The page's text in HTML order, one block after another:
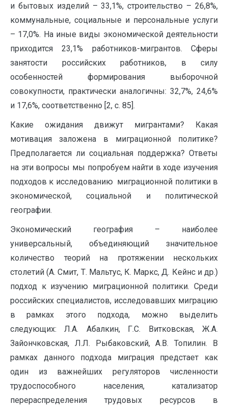
и бытовых изделий – 33,1%, строительство – 26,8%,
коммунальные, социальные и персональные услуги
– 17,0%. На иные виды экономической деятельности
приходится 23,1% работников-мигрантов. Сферы
занятости российских работников, в силу
особенностей формирования выборочной
совокупности, практически аналогичны: 32,7%, 24,6%
и 17,6%, соответственно [2, с. 85].
Какие ожидания движут мигрантами? Какая
мотивация заложена в миграционной политике?
Предполагается ли социальная поддержка? Ответы
на эти вопросы мы попробуем найти в ходе изучения
подходов к исследованию миграционной политики в
экономической, социальной и политической
географии.
Экономический география – наиболее
универсальный, объединяющий значительное
количество теорий на протяжении нескольких
столетий (А. Смит, Т. Мальтус, К. Маркс, Д. Кейнс и др.)
подход к изучению миграционной политики. Среди
российских специалистов, исследовавших миграцию
в рамках этого подхода, можно выделить
следующих: Л.А. Абалкин, Г.С. Витковская, Ж.А.
Зайончковская, Л.Л. Рыбаковский, А.В. Топилин. В
рамках данного подхода миграция предстает как
один из важнейших регуляторов численности
трудоспособного населения, катализатор
перераспределения трудовых ресурсов в